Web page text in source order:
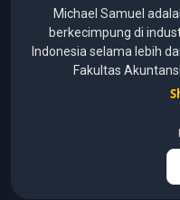
Michael Samuel
berkecimpung di
Indonesia selama lebih
Fakultas
menggabungkan
pernah menangani
marketing, business
Fokus utamanya
informatif, mendalam,